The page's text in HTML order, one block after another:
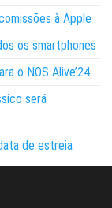
à Apple
os smartphones
o NOS Alive’24
será
de estreia